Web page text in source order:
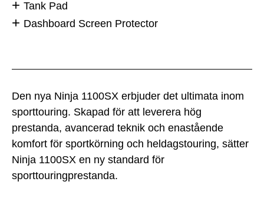
Den nya Ninja 1100SX erbjuder det ultimata inom
sporttouring. Skapad för att leverera hög
prestanda, avancerad teknik och enastående
komfort för sportkörning och heldagstouring, sätter
Ninja 1100SX en ny standard för
sporttouringprestanda.
Tank Pad
Dashboard Screen Protector